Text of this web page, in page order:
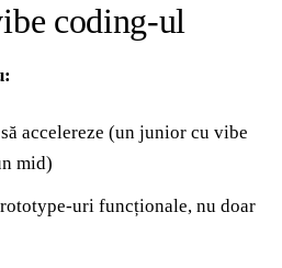
coding-ul
accelereze (un junior cu vibe
mid)
uri funcționale, nu doar